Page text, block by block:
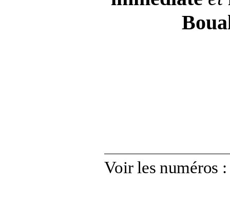
Voir les numéros :